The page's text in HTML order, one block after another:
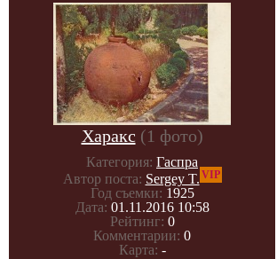
Харакс (1 фото)
Категория: Гаспра
Автор поста: Sergey T. VIP
Год съемки: 1925
Дата: 01.11.2016 10:58
Рейтинг: 0
Комментарии: 0
Карта: -